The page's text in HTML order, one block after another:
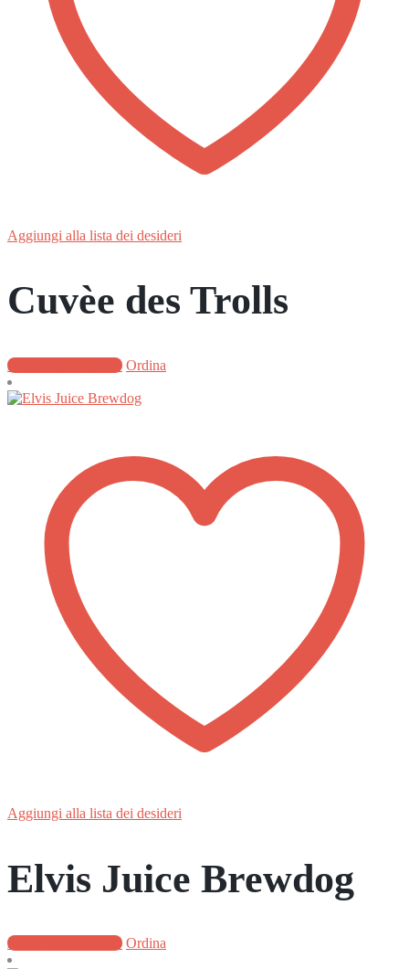
Aggiungi alla lista dei desideri
Cuvèe des Trolls
Aggiungi al carrello Ordina
Aggiungi alla lista dei desideri
Elvis Juice Brewdog
Aggiungi al carrello Ordina